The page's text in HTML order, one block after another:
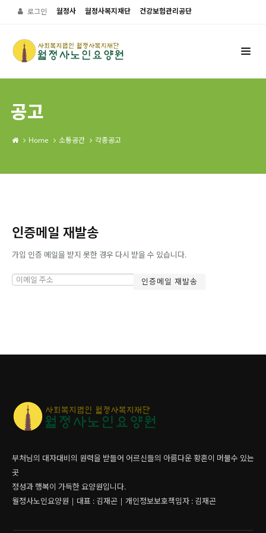
로그인 월정사 월정사복지재단 건강보험관리공단
공고
Home 소통공간 각종공고
인증메일 재발송
가입 인증 메일을 받지 못한 경우 다시 받을 수 있습니다.
부처님의 대자대비의 원력을 받들어 어르신들의 아름다운 황혼이 머물수 있는
곳
정성과 행복이 가득한 요양원입니다.
월정사노인요양원 | 대표 : 김재곤 | 개인정보보호책임자 : 김재곤